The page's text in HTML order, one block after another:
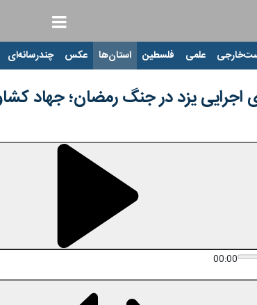
علمی فلسطین استان‌ها عکس چندرسانه‌ای
اجرایی یزد در جنگ رمضان؛ جهاد